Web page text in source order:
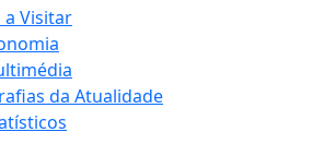
a Visitar
da Atualidade